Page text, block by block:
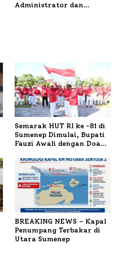
Administrator dan
Semarak HUT RI ke -81 di
Sumenep Dimulai, Bupati
Fauzi Awali dengan Doa
Terbakar
BREAKING NEWS – Kapal
Penumpang Terbakar di
Utara Sumenep